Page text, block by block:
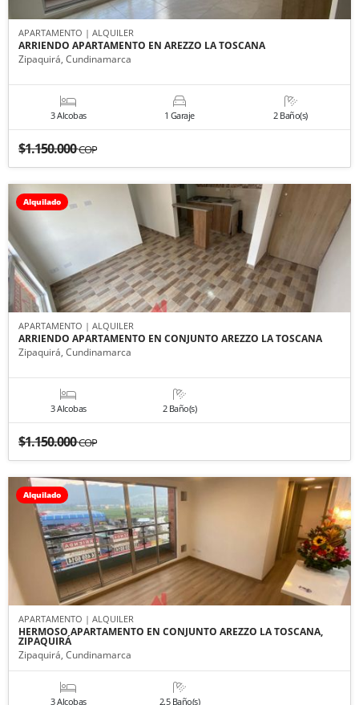
APARTAMENTO | ALQUILER
ARRIENDO APARTAMENTO EN AREZZO LA TOSCANA
Zipaquirá, Cundinamarca
3 Alcobas 1 Garaje 2 Baño(s)
$1.150.000COP
Alquilado
APARTAMENTO | ALQUILER
ARRIENDO APARTAMENTO EN CONJUNTO AREZZO LA TOSCANA
Zipaquirá, Cundinamarca
3 Alcobas 2 Baño(s)
$1.150.000COP
Alquilado
APARTAMENTO | ALQUILER
HERMOSO APARTAMENTO EN CONJUNTO AREZZO LA TOSCANA,
ZIPAQUIRÁ
Zipaquirá, Cundinamarca
3 Alcobas 2.5 Baño(s)